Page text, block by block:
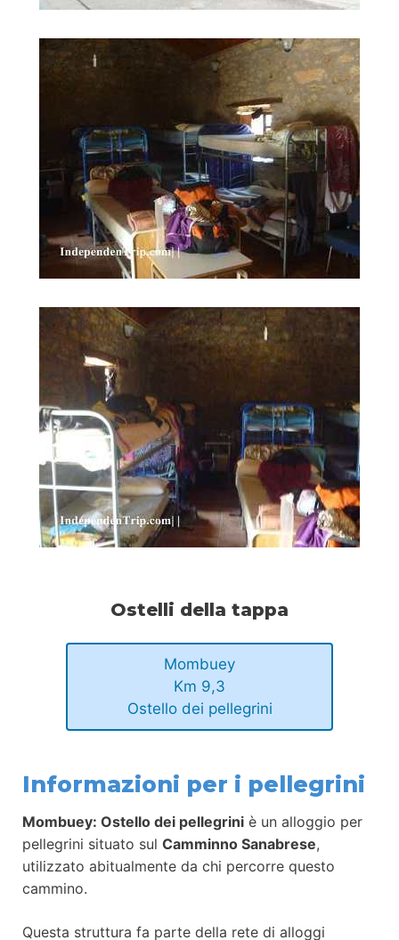
Ostelli della tappa
Mombuey
Km 9,3
Ostello dei pellegrini
Informazioni per i pellegrini
Mombuey: Ostello dei pellegrini è un alloggio per
pellegrini situato sul Camminno Sanabrese,
utilizzato abitualmente da chi percorre questo
cammino.
Questa struttura fa parte della rete di alloggi